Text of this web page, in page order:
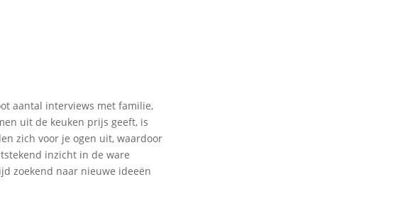
aantal interviews met familie,
uit de keuken prijs geeft, is
zich voor je ogen uit, waardoor
inzicht in de ware
zoekend naar nieuwe ideeën